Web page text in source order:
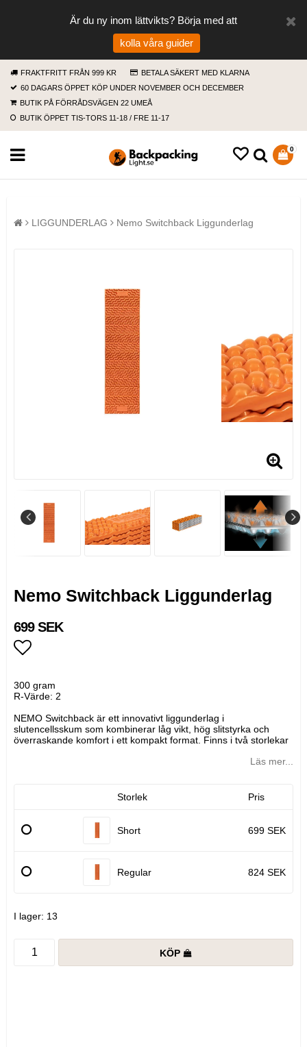
Är du ny inom lättvikts? Börja med att
kolla våra guider
FRAKTFRITT FRÅN 999 KR
BETALA SÄKERT MED KLARNA
60 DAGARS ÖPPET KÖP UNDER NOVEMBER OCH DECEMBER
BUTIK PÅ FÖRRÅDSVÄGEN 22 UMEÅ
BUTIK ÖPPET TIS-TORS 11-18 / FRE 11-17
0
LIGGUNDERLAG Nemo Switchback Liggunderlag
Nemo Switchback Liggunderlag
699 SEK
300 gram
R-Värde: 2
NEMO Switchback är ett innovativt liggunderlag i
slutencellsskum som kombinerar låg vikt, hög slitstyrka och
överraskande komfort i ett kompakt format. Finns i två storlekar
Läs mer...
Storlek Pris
Short 699 SEK
Regular 824 SEK
I lager: 13
KÖP